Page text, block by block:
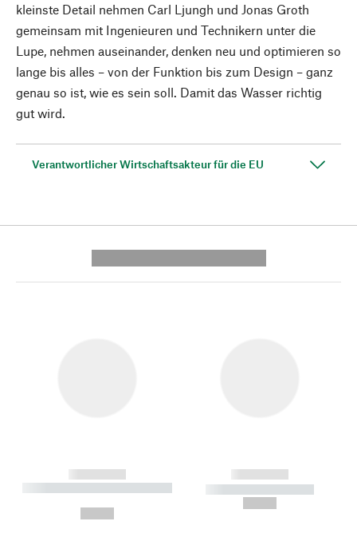
kleinste Detail nehmen Carl Ljungh und Jonas Groth
gemeinsam mit Ingenieuren und Technikern unter die
Lupe, nehmen auseinander, denken neu und optimieren so
lange bis alles – von der Funktion bis zum Design – ganz
genau so ist, wie es sein soll. Damit das Wasser richtig
gut wird.
Verantwortlicher Wirtschaftsakteur für die EU
------------
----------- ----------- --------
------------
----------- -----------